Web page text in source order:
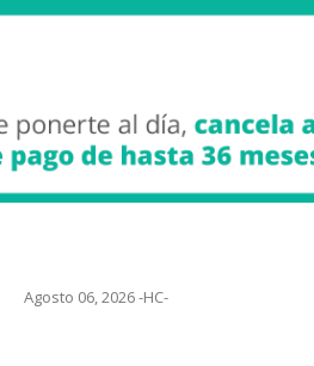
Agosto 06, 2026 -HC-